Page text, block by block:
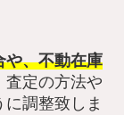
や、不動在庫
査定の方法や
調整致しま